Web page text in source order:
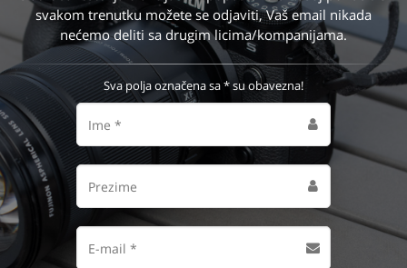
svakom trenutku možete se odjaviti, Vaš email nikada
nećemo deliti sa drugim licima/kompanijama.
Sva polja označena sa * su obavezna!